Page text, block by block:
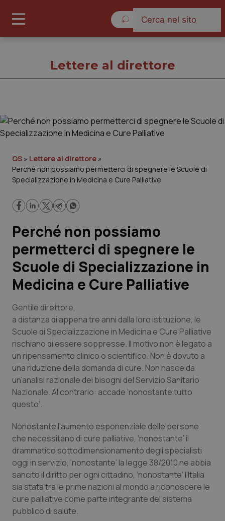
Governo e Parlamento
Regioni e Asl
Lavoro e Professioni
Scienza e Farmaci
Studi e Analisi
Lettere al direttore
Edizioni Regionali
QS Pro
Professionisti Sanitari.AI
Abruzzo
Basilicata
Calabria
Campania
Emilia-Romagna
QS Pro Gold
Artrite & artrosi
Asma & BPCO
Car-T
Colesterolo & coronaropatie
QS Club Newsletter
Lettere al direttore
QS » Lettere al direttore »
Perché non possiamo permetterci di spegnere le Scuole di
Specializzazione in Medicina e Cure Palliative
Perché non possiamo
permetterci di spegnere le
Scuole di Specializzazione in
Medicina e Cure Palliative
Gentile direttore,
a distanza di appena tre anni dalla loro istituzione, le
Scuole di Specializzazione in Medicina e Cure Palliative
rischiano di essere soppresse. Il motivo non è legato a
un ripensamento clinico o scientifico. Non è dovuto a
una riduzione della domanda di cure. Non nasce da
un’analisi razionale dei bisogni del Servizio Sanitario
Nazionale. Al contrario: accade ’nonostante tutto
questo’.
Nonostante l’aumento esponenziale delle persone
che necessitano di cure palliative, ‘nonostante’ il
drammatico sottodimensionamento degli specialisti
oggi in servizio, ‘nonostante’ la legge 38/2010 ne abbia
sancito il diritto per ogni cittadino, ‘nonostante’ l’Italia
sia stata tra le prime nazioni al mondo a riconoscere le
cure palliative come parte integrante del sistema
pubblico di salute.